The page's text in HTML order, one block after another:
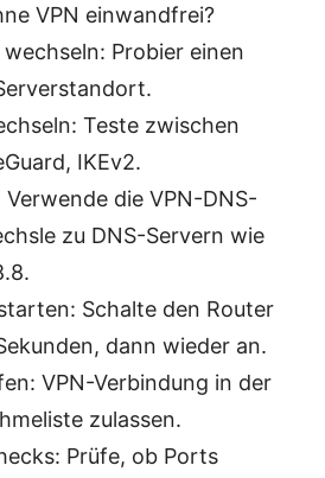
VPN einwandfrei?
Probier einen
Teste zwischen
IKEv2.
Verwende die VPN-DNS-
zu DNS-Servern wie
Schalte den Router
dann wieder an.
VPN-Verbindung in der
zulassen.
Prüfe, ob Ports